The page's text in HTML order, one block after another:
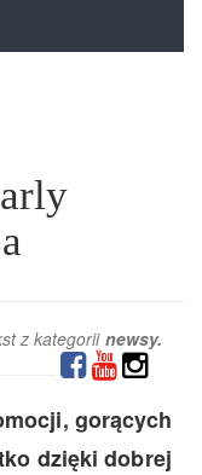
z kategorii newsy.
gorących
dzięki dobrej